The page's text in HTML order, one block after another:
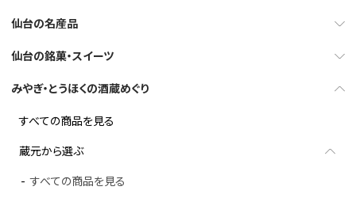
仙台の名産品
仙台の銘菓・スイーツ
みやぎ・とうほくの酒蔵めぐり
すべての商品を見る
蔵元から選ぶ
すべての商品を見る